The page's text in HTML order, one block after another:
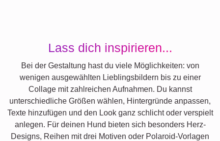
Lass dich inspirieren...
Bei der Gestaltung hast du viele Möglichkeiten: von
wenigen ausgewählten Lieblingsbildern bis zu einer
Collage mit zahlreichen Aufnahmen. Du kannst
unterschiedliche Größen wählen, Hintergründe anpassen,
Texte hinzufügen und den Look ganz schlicht oder verspielt
anlegen. Für deinen Hund bieten sich besonders Herz-
Designs, Reihen mit drei Motiven oder Polaroid-Vorlagen